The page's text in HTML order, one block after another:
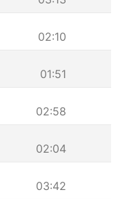
02:10
01:51
02:58
02:04
03:42